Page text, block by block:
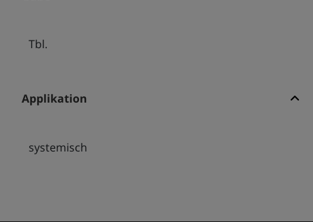
Tbl.
Applikation
systemisch